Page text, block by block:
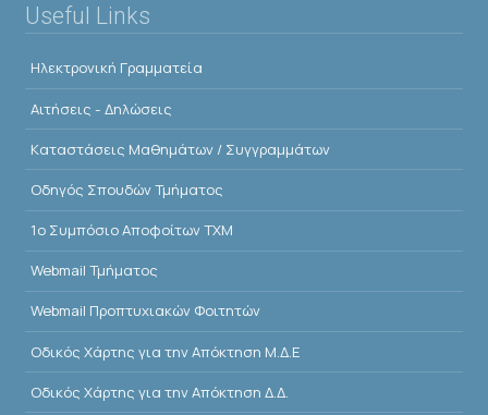
Useful Links
Ηλεκτρονική Γραμματεία
Αιτήσεις - Δηλώσεις
Kαταστάσεις Μαθημάτων / Συγγραμμάτων
Οδηγός Σπουδών Τμήματος
1o Συμπόσιο Αποφοίτων ΤΧΜ
Webmail Τμήματος
Webmail Προπτυχιακών Φοιτητών
Οδικός Χάρτης για την Απόκτηση Μ.Δ.Ε
Οδικός Χάρτης για την Απόκτηση Δ.Δ.